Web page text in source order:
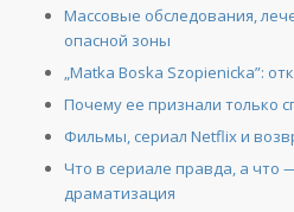
Массовые обследования,
опасной зоны
„Matka Boska Szopienicka”:
Почему ее признали только
Фильмы, сериал Netflix и
Что в сериале правда, а что
драматизация